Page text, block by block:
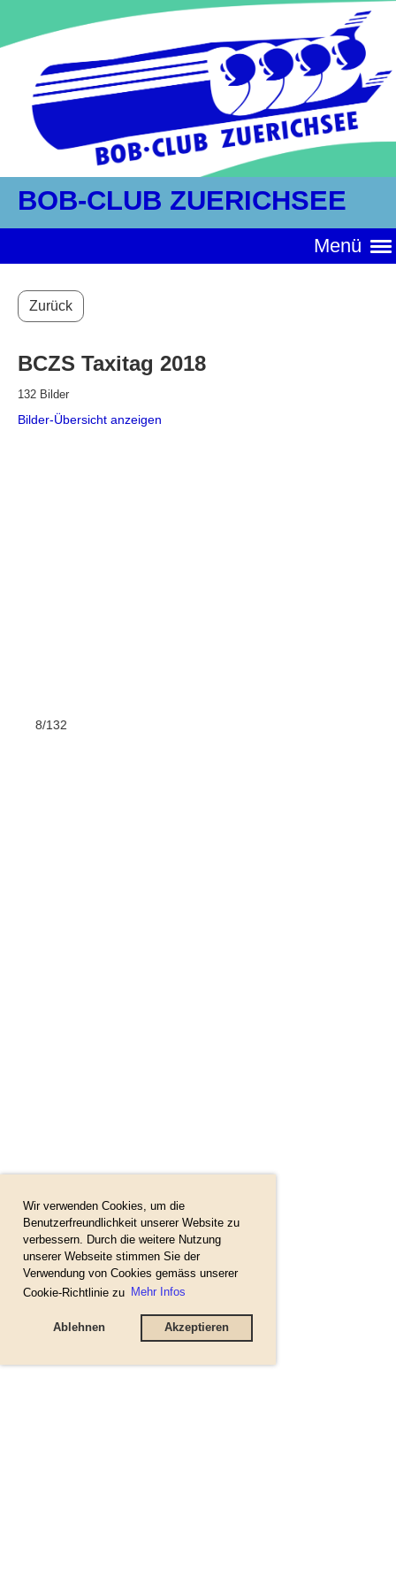
Wir verwenden Cookies, um die
Benutzerfreundlichkeit unserer Website zu
verbessern. Durch die weitere Nutzung
unserer Webseite stimmen Sie der
Verwendung von Cookies gemäss unserer
Cookie-Richtlinie zu Mehr Infos
Ablehnen Akzeptieren
BOB-CLUB ZUERICHSEE
Menü
Zurück
BCZS Taxitag 2018
132 Bilder
Bilder-Übersicht anzeigen
8/132